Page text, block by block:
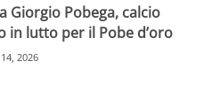
Giorgio Pobega, calcio
in lutto per il Pobe d’oro
2026